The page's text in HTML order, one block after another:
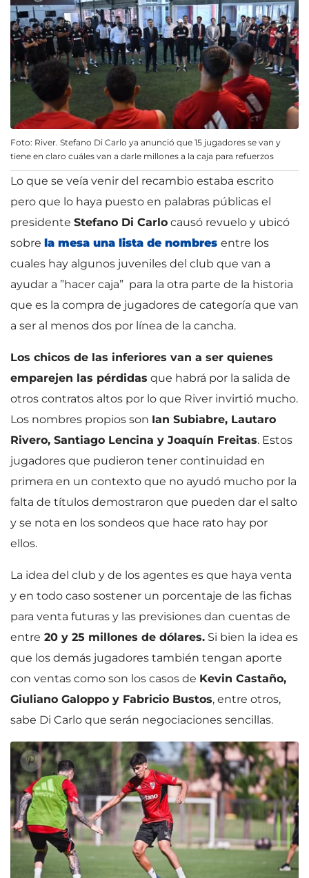
Foto: River. Stefano Di Carlo ya anunció que 15 jugadores se van y
tiene en claro cuáles van a darle millones a la caja para refuerzos
Lo que se veía venir del recambio estaba escrito
pero que lo haya puesto en palabras públicas el
presidente Stefano Di Carlo causó revuelo y ubicó
sobre la mesa una lista de nombres entre los
cuales hay algunos juveniles del club que van a
ayudar a ”hacer caja” para la otra parte de la historia
que es la compra de jugadores de categoría que van
a ser al menos dos por línea de la cancha.
Los chicos de las inferiores van a ser quienes
emparejen las pérdidas que habrá por la salida de
otros contratos altos por lo que River invirtió mucho.
Los nombres propios son Ian Subiabre, Lautaro
Rivero, Santiago Lencina y Joaquín Freitas. Estos
jugadores que pudieron tener continuidad en
primera en un contexto que no ayudó mucho por la
falta de títulos demostraron que pueden dar el salto
y se nota en los sondeos que hace rato hay por
ellos.
La idea del club y de los agentes es que haya venta
y en todo caso sostener un porcentaje de las fichas
para venta futuras y las previsiones dan cuentas de
entre 20 y 25 millones de dólares. Si bien la idea es
que los demás jugadores también tengan aporte
con ventas como son los casos de Kevin Castaño,
Giuliano Galoppo y Fabricio Bustos, entre otros,
sabe Di Carlo que serán negociaciones sencillas.